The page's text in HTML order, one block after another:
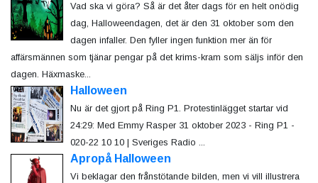
Vad ska vi göra? Så är det åter dags för en helt onödig
dag, Halloweendagen, det är den 31 oktober som den
dagen infaller. Den fyller ingen funktion mer än för
affärsmännen som tjänar pengar på det krims-kram som säljs inför den
dagen. Häxmaske...
Halloween
Nu är det gjort på Ring P1. Protestinlägget startar vid
24:29: Med Emmy Rasper 31 oktober 2023 - Ring P1 -
020-22 10 10 | Sveriges Radio ...
Apropå Halloween
Vi beklagar den frånstötande bilden, men vi vill illustrera